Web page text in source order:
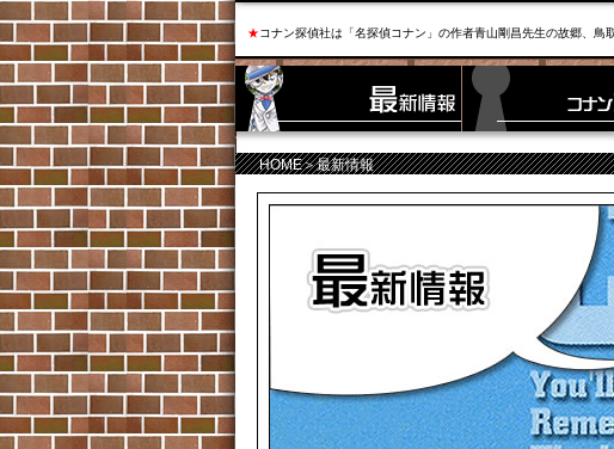
★コナン探偵社は「名探偵コナン」の作者青山剛昌先生の故郷、
HOME＞最新情報